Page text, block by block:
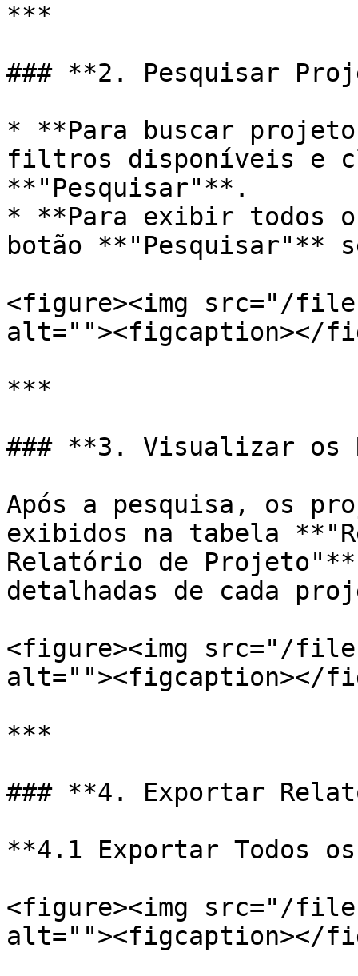
***
### **2. Pesquisar
* **Para buscar
filtros disponíveis e
**"Pesquisar"**.
* **Para exibir todos
botão
<figure><img src="/files/
alt=""><figcaption></
***
### **3. Visualizar os
Após a pesquisa, os
exibidos na tabela
Relatório de
detalhadas de cada
<figure><img src="/files/
alt=""><figcaption></
***
### **4. Exportar
**4.1 Exportar Todos
<figure><img src="/files/
alt=""><figcaption></